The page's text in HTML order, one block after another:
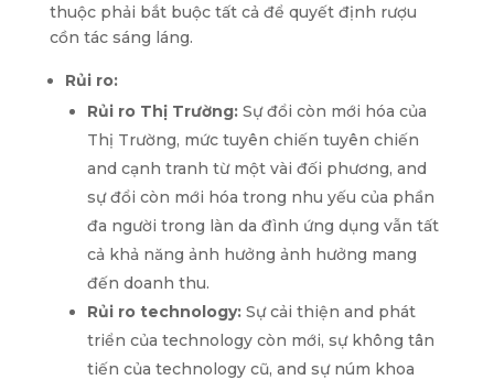
thuộc phải bắt buộc tất cả để quyết định rượu
cồn tác sáng láng.
Rủi ro:
Rủi ro Thị Trường:Sự đổi còn mới hóa của
Thị Trường, mức tuyên chiến tuyên chiến
and cạnh tranh từ một vài đối phương, and
sự đổi còn mới hóa trong nhu yếu của phần
đa người trong làn da đình ứng dụng vẫn tất
cả khả năng ảnh hưởng ảnh hưởng mang
đến doanh thu.
Rủi ro technology:Sự cải thiện and phát
triển của technology còn mới, sự không tân
tiến của technology cũ, and sự núm khoa